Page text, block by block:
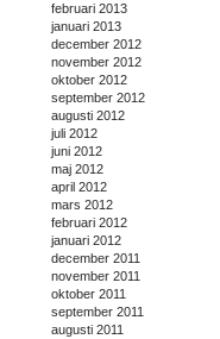
februari 2013
januari 2013
december 2012
november 2012
oktober 2012
september 2012
augusti 2012
juli 2012
juni 2012
maj 2012
april 2012
mars 2012
februari 2012
januari 2012
december 2011
november 2011
oktober 2011
september 2011
augusti 2011